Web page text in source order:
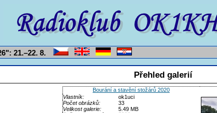
21.–22. 8.
Přehled galerií
Bourání a stavění stožárů 2020
Vlastník:
ok1uci
Počet obrázků:
33
Velikost galerie:
5.49 MB